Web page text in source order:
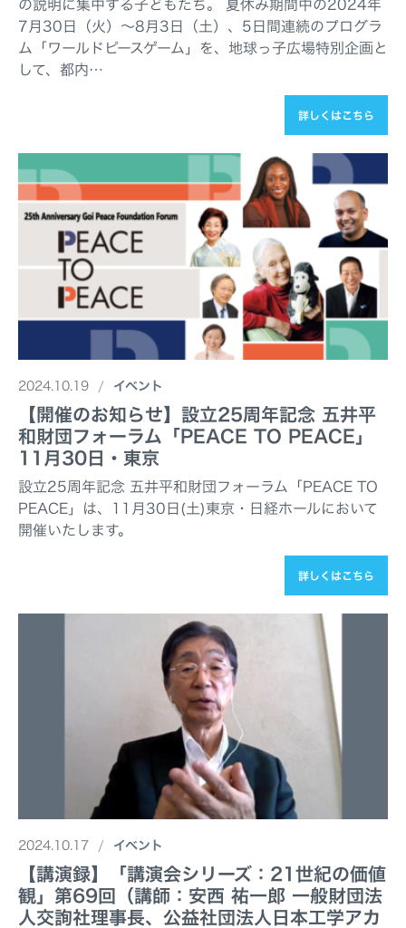
の説明に集中する子どもたち。 夏休み期間中の2024年
7月30日（火）～8月3日（土）、5日間連続のプログラ
ム「ワールドピースゲーム」を、地球っ子広場特別企画と
して、都内…
詳しくはこちら
2024.10.19 イベント
【開催のお知らせ】設立25周年記念 五井平
和財団フォーラム「PEACE TO PEACE」
11月30日・東京
設立25周年記念 五井平和財団フォーラム「PEACE TO
PEACE」は、11月30日(土)東京・日経ホールにおいて
開催いたします。
詳しくはこちら
2024.10.17 イベント
【講演録】「講演会シリーズ：21世紀の価値
観」第69回（講師：安西 祐一郎 一般財団法
人交詢社理事長、公益社団法人日本工学アカ